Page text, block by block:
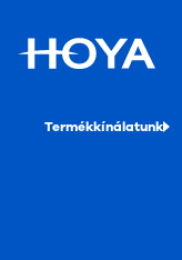
Termékkínálatunk